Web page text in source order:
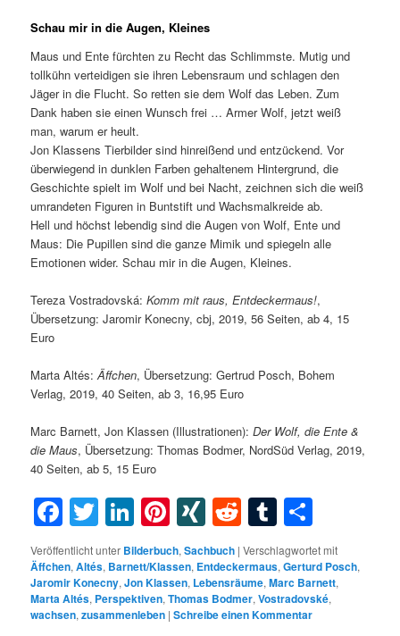
Schau mir in die Augen, Kleines
Maus und Ente fürchten zu Recht das Schlimmste. Mutig und
tollkühn verteidigen sie ihren Lebensraum und schlagen den
Jäger in die Flucht. So retten sie dem Wolf das Leben. Zum
Dank haben sie einen Wunsch frei … Armer Wolf, jetzt weiß
man, warum er heult.
Jon Klassens Tierbilder sind hinreißend und entzückend. Vor
überwiegend in dunklen Farben gehaltenem Hintergrund, die
Geschichte spielt im Wolf und bei Nacht, zeichnen sich die weiß
umrandeten Figuren in Buntstift und Wachsmalkreide ab.
Hell und höchst lebendig sind die Augen von Wolf, Ente und
Maus: Die Pupillen sind die ganze Mimik und spiegeln alle
Emotionen wider. Schau mir in die Augen, Kleines.
Tereza Vostradovská:Komm mit raus, Entdeckermaus!,
Übersetzung: Jaromir Konecny, cbj, 2019, 56 Seiten, ab 4, 15
Euro
Marta Altés:Äffchen, Übersetzung: Gertrud Posch, Bohem
Verlag, 2019, 40 Seiten, ab 3, 16,95 Euro
Marc Barnett, Jon Klassen (Illustrationen):Der Wolf, die Ente &
die Maus, Übersetzung: Thomas Bodmer, NordSüd Verlag, 2019,
40 Seiten, ab 5, 15 Euro
Facebook
Twitter
LinkedIn
Pinterest
XINGRedditTumblr
Veröffentlicht unter Bilderbuch,Sachbuch |Verschlagwortet mit
Äffchen,Altés, Barnett/Klassen, Entdeckermaus,Gerturd Posch,
Jaromir Konecny,Jon Klassen, Lebensräume,Marc Barnett,
Marta Altés, Perspektiven,Thomas Bodmer,Vostradovské,
wachsen,zusammenleben |Schreibe einen Kommentar